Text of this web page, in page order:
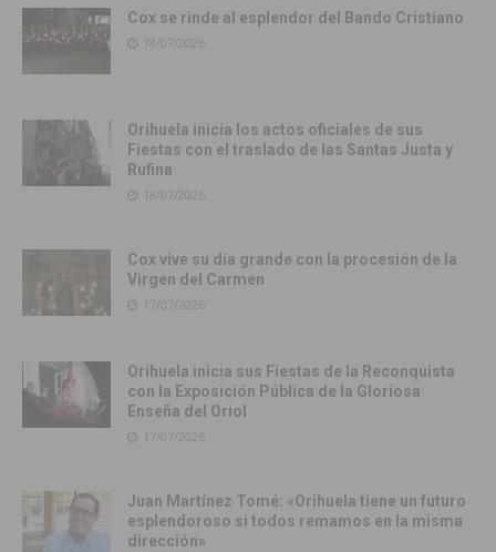
Cox se rinde al esplendor del Bando Cristiano
18/07/2026
Orihuela inicia los actos oficiales de sus
Fiestas con el traslado de las Santas Justa y
Rufina
18/07/2026
Cox vive su día grande con la procesión de la
Virgen del Carmen
17/07/2026
Orihuela inicia sus Fiestas de la Reconquista
con la Exposición Pública de la Gloriosa
Enseña del Oriol
17/07/2026
Juan Martínez Tomé: «Orihuela tiene un futuro
esplendoroso si todos remamos en la misma
dirección»